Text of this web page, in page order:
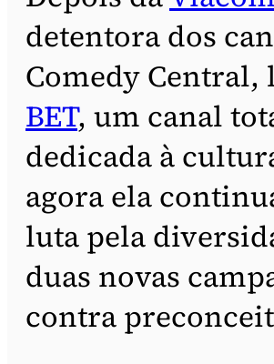
detentora dos
Comedy Central,
BET, um canal
dedicada à
agora ela
luta pela
duas novas
contra